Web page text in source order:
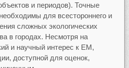
и периодов). Точные
для всестороннего и
сложных экологических
в городах. Несмотря на
и научный интерес к ЕМ,
доступной для оценок,